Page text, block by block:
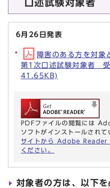
口述試験対象者
6月26日発表
障害のある方を対
第1次口述試験対象者
41.65KB)
PDFファイルの閲覧には
ソフトがインストールされて
サイトから Adobe Reader
ください。
対象者の方は、以下を